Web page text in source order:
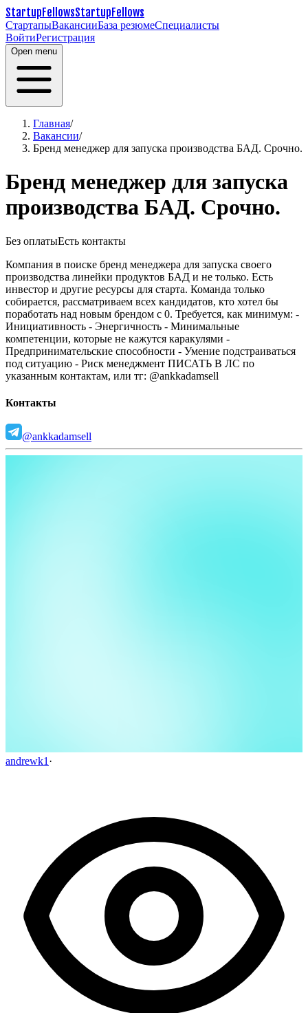
StartupFellowsStartupFellows
СтартапыВакансииБаза резюмеСпециалисты
ВойтиРегистрация
Open menu
Главная/
Вакансии/
Бренд менеджер для запуска производства БАД. Срочно.
Бренд менеджер для запуска
производства БАД. Срочно.
Без оплатыЕсть контакты
Компания в поиске бренд менеджера для запуска своего
производства линейки продуктов БАД и не только. Есть
инвестор и другие ресурсы для старта. Команда только
собирается, рассматриваем всех кандидатов, кто хотел бы
поработать над новым брендом с 0. Требуется, как минимум: -
Инициативность - Энергичность - Минимальные
компетенции, которые не кажутся каракулями -
Предпринимательские способности - Умение подстраиваться
под ситуацию - Риск менеджмент ПИСАТЬ В ЛС по
указанным контактам, или тг: @ankkadamsell
Контакты
@ankkadamsell
andrewk1·